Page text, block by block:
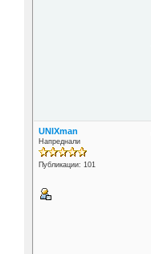
UNIXman
Напреднали
Публикации: 101